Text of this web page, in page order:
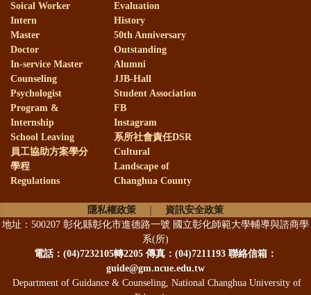
本系99級系友劉韋廷(現
任線西國中)榮獲第22屆全國SUPER
教師獎
本系林淑華老師榮獲本
校112年度新進教師執行國科會計畫
獎勵
恭賀！本系謝麗紅老師、趙淑
珠老師、王翊涵老師與謝毅興老
師，榮獲本校112年度產學合作績優
獎勵
Soical Worker
Intern
Master
Doctor
In-service Master
Counseling
Psychologist
Program &
Internship
School Leaving
員工協助方案學分
學程
Regulations
Evaluation
History
50th Anniversary
Outstanding
Alumni
JJB-Hall
Student Association
FB
Instagram
系所社會責任DSR
Cultural
Landscape of
Changhua County
隱私權政策
資訊安全政策
地址：500207 彰化縣彰化市進德路一號 國立彰化師範大學輔導與諮商學
系(所)
電話： (04)7232105轉2205 傳真：(04)7211193 聯絡信箱：
guide@gm.ncue.edu.tw
Department of Guidance & Counseling, National Changhua University of